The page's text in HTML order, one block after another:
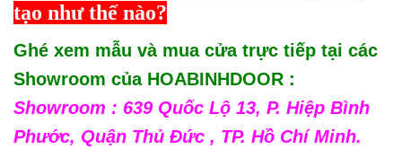
tạo như thế nào?
Ghé xem mẫu và mua cửa trực tiếp tại các
Showroom của HOABINHDOOR :
Showroom : 639 Quốc Lộ 13, P. Hiệp Bình
Phước, Quận Thủ Đức , TP. Hồ Chí Minh.